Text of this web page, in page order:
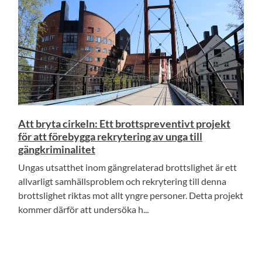
Att bryta cirkeln: Ett brottspreventivt projekt
för att förebygga rekrytering av unga till
gängkriminalitet
Ungas utsatthet inom gängrelaterad brottslighet är ett
allvarligt samhällsproblem och rekrytering till denna
brottslighet riktas mot allt yngre personer. Detta projekt
kommer därför att undersöka h...